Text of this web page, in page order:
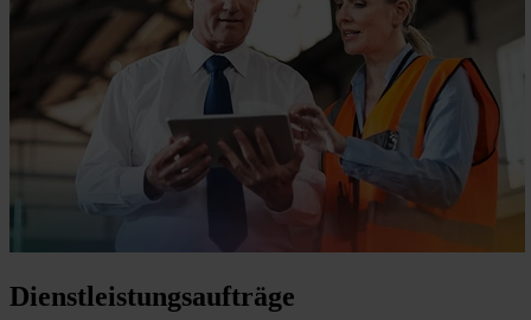
Dienstleistungsaufträge